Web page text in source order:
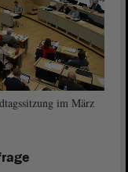
im März